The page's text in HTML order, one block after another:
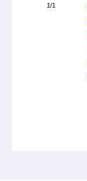
1/1